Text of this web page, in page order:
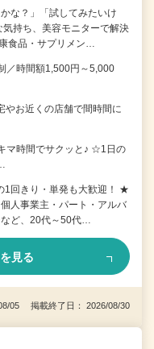
な？」「試してみたいけ
持ち、美容モニターで解決
食品・サプリメン…
／時間額1,500円～5,000
お近くの店舗で間時間に
マ時間でサクッと♪ ☆1日の
1回きり・単発も大歓迎！ ★
人事業主・パート・アルバ
ど、20代～50代…
見る
05 掲載終了日： 2026/08/30